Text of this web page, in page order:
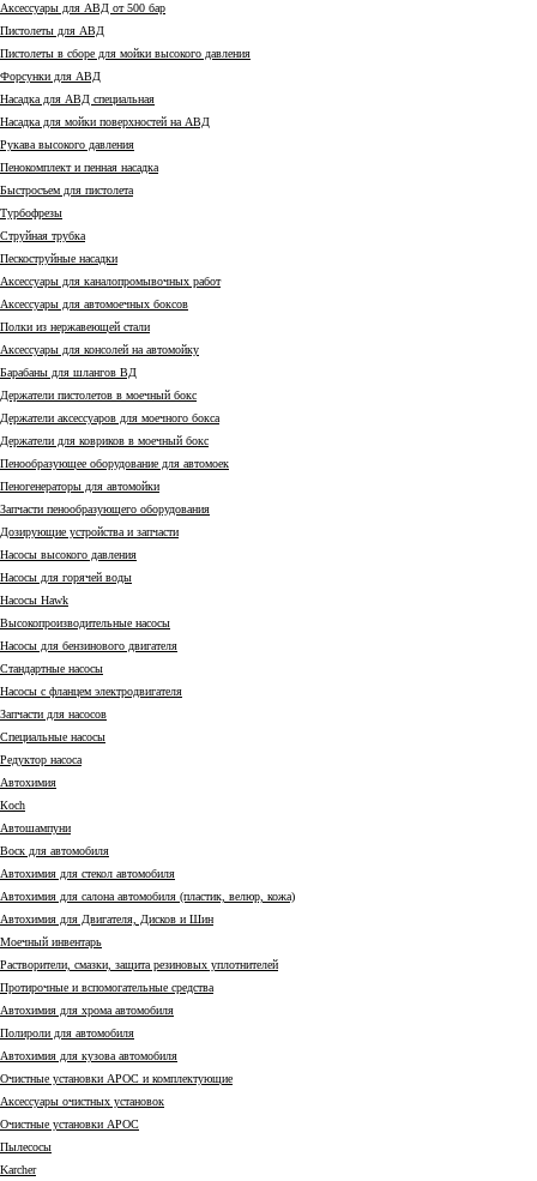
Аксессуары для АВД от 500 бар
Пистолеты для АВД
Пистолеты в сборе для мойки высокого давления
Форсунки для АВД
Насадка для АВД специальная
Насадка для мойки поверхностей на АВД
Рукава высокого давления
Пенокомплект и пенная насадка
Быстросъем для пистолета
Турбофрезы
Струйная трубка
Пескоструйные насадки
Аксессуары для каналопромывочных работ
Аксессуары для автомоечных боксов
Полки из нержавеющей стали
Аксессуары для консолей на автомойку
Барабаны для шлангов ВД
Держатели пистолетов в моечный бокс
Держатели аксессуаров для моечного бокса
Держатели для ковриков в моечный бокс
Пенообразующее оборудование для автомоек
Пеногенераторы для автомойки
Запчасти пенообразующего оборудования
Дозирующие устройства и запчасти
Насосы высокого давления
Насосы для горячей воды
Насосы Hawk
Высокопроизводительные насосы
Насосы для бензинового двигателя
Стандартные насосы
Насосы с фланцем электродвигателя
Запчасти для насосов
Специальные насосы
Редуктор насоса
Автохимия
Коch
Автошампуни
Воск для автомобиля
Автохимия для стекол автомобиля
Автохимия для салона автомобиля (пластик, велюр, кожа)
Автохимия для Двигателя, Дисков и Шин
Моечный инвентарь
Растворители, смазки, защита резиновых уплотнителей
Протирочные и вспомогательные средства
Автохимия для хрома автомобиля
Полироли для автомобиля
Автохимия для кузова автомобиля
Очистные установки АРОС и комплектующие
Аксессуары очистных установок
Очистные установки АРОС
Пылесосы
Karcher